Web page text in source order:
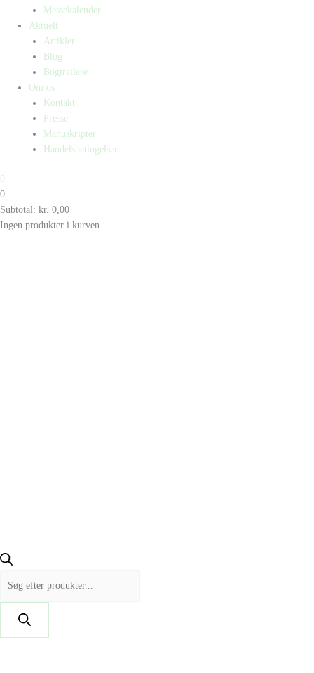
Messekalender
Aktuelt
Artikler
Blog
Bogtrailere
Om os
Kontakt
Presse
Manuskripter
Handelsbetingelser
0
0
Subtotal: kr. 0,00
Ingen produkter i kurven